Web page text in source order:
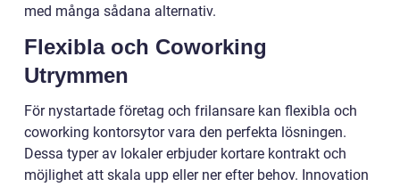
med många sådana alternativ.
Flexibla och Coworking
Utrymmen
För nystartade företag och frilansare kan flexibla och
coworking kontorsytor vara den perfekta lösningen.
Dessa typer av lokaler erbjuder kortare kontrakt och
möjlighet att skala upp eller ner efter behov. Innovation